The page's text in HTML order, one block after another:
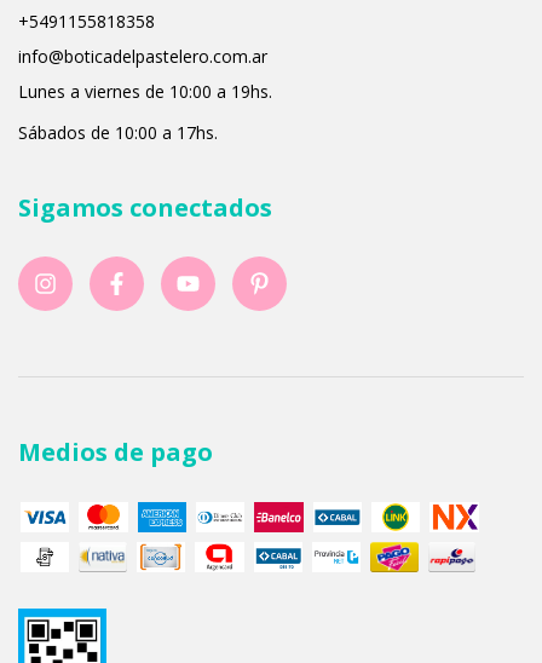
+5491155818358
info@boticadelpastelero.com.ar
Lunes a viernes de 10:00 a 19hs.
Sábados de 10:00 a 17hs.
Sigamos conectados
Medios de pago